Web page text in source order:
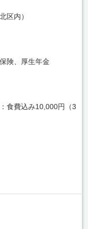
区内）
険、厚生年金
食費込み10,000円（3